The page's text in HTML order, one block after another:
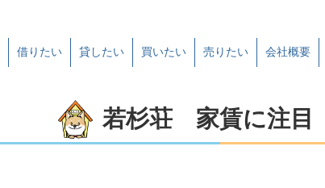
借りたい 貸したい 買いたい 売りたい 会社概要
若杉荘 家賃に注目